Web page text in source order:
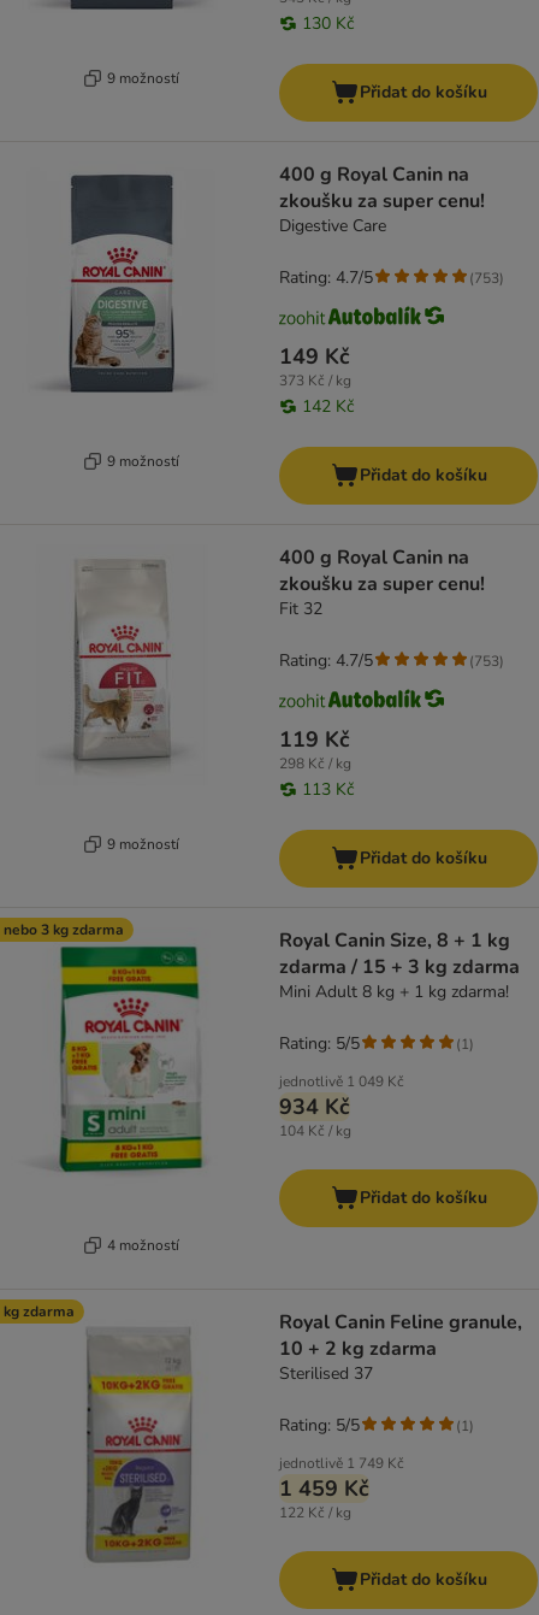
9 možností
130 Kč
Přidat do košíku
9 možností
400 g Royal Canin na
zkoušku za super cenu!
Digestive Care
149 Kč
373 Kč / kg
142 Kč
Rating: 4.7/5 (753)
Přidat do košíku
9 možností
400 g Royal Canin na
zkoušku za super cenu!
Fit 32
119 Kč
298 Kč / kg
113 Kč
Rating: 4.7/5 (753)
Přidat do košíku
nebo 3 kg zdarma
4 možností
Royal Canin Size, 8 + 1 kg
zdarma / 15 + 3 kg zdarma
Mini Adult 8 kg + 1 kg zdarma!
jednotlivě 1 049 Kč
934 Kč
104 Kč / kg
Rating: 5/5 (1)
Přidat do košíku
kg zdarma
Royal Canin Feline granule,
10 + 2 kg zdarma
Sterilised 37
jednotlivě 1 749 Kč
1 459 Kč
122 Kč / kg
Rating: 5/5 (1)
Přidat do košíku